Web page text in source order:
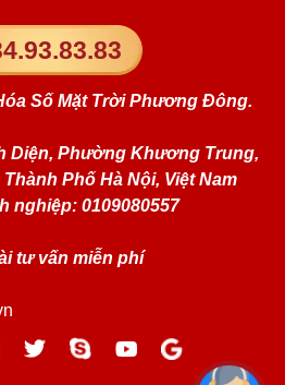
Số Mặt Trời Phương Đông.
Diện, Phường Khương Trung,
Phố Hà Nội, Việt Nam
nghiệp: 0109080557
tư vấn miễn phí